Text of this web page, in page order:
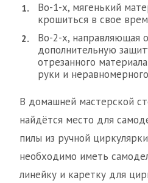
Во-1-х, мягенький
крошиться в свое
Во-2-х, направляющая
дополнительную
отрезанного
руки и
В домашней мастерской
найдётся место для
пилы из ручной
необходимо иметь
линейку и каретку для